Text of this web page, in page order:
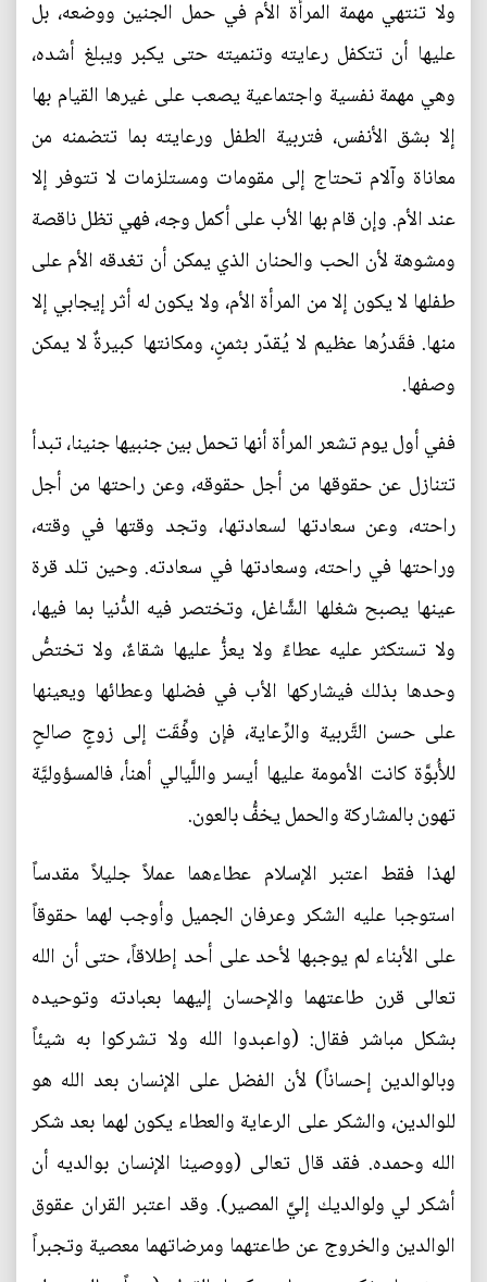
ولا تنتهي مهمة المرأة الأم في حمل الجنين ووضعه، بل
عليها أن تتكفل رعايته وتنميته حتى يكبر ويبلغ أشده،
وهي مهمة نفسية واجتماعية يصعب على غيرها القيام بها
إلا بشق الأنفس، فتربية الطفل ورعايته بما تتضمنه من
معاناة وآلام تحتاج إلى مقومات ومستلزمات لا تتوفر إلا
عند الأم. وإن قام بها الأب على أكمل وجه، فهي تظل ناقصة
ومشوهة لأن الحب والحنان الذي يمكن أن تغدقه الأم على
طفلها لا يكون إلا من المرأة الأم، ولا يكون له أثر إيجابي إلا
منها. فقَدرُها عظيم لا يُقدّر بثمنٍ، ومكانتها كبيرةٌ لا يمكن
وصفها.
ففي أول يوم تشعر المرأة أنها تحمل بين جنبيها جنينا، تبدأ
تتنازل عن حقوقها من أجل حقوقه، وعن راحتها من أجل
راحته، وعن سعادتها لسعادتها، وتجد وقتها في وقته،
وراحتها في راحته، وسعادتها في سعادته. وحين تلد قرة
عينها يصبح شغلها الشَّاغل، وتختصر فيه الدُّنيا بما فيها،
ولا تستكثر عليه عطاءً ولا يعزُّ عليها شقاءٌ، ولا تختصُّ
وحدها بذلك فيشاركها الأب في فضلها وعطائها ويعينها
على حسن التَّربية والرِّعاية، فإن وفِّقَت إلى زوجٍ صالحٍ
للأُبوَّة كانت الأمومة عليها أيسر واللَّيالي أهنأ، فالمسؤوليَّة
تهون بالمشاركة والحمل يخفُّ بالعون.
لهذا فقط اعتبر الإسلام عطاءهما عملاً جليلاً مقدساً
استوجبا عليه الشكر وعرفان الجميل وأوجب لهما حقوقاً
على الأبناء لم يوجبها لأحد على أحد إطلاقاً، حتى أن الله
تعالى قرن طاعتهما والإحسان إليهما بعبادته وتوحيده
بشكل مباشر فقال: (واعبدوا الله ولا تشركوا به شيئاً
وبالوالدين إحساناً) لأن الفضل على الإنسان بعد الله هو
للوالدين، والشكر على الرعاية والعطاء يكون لهما بعد شكر
الله وحمده. فقد قال تعالى (ووصينا الإنسان بوالديه أن
أشكر لي ولوالديك إليَّ المصير). وقد اعتبر القران عقوق
الوالدين والخروج عن طاعتهما ومرضاتهما معصية وتجبراً